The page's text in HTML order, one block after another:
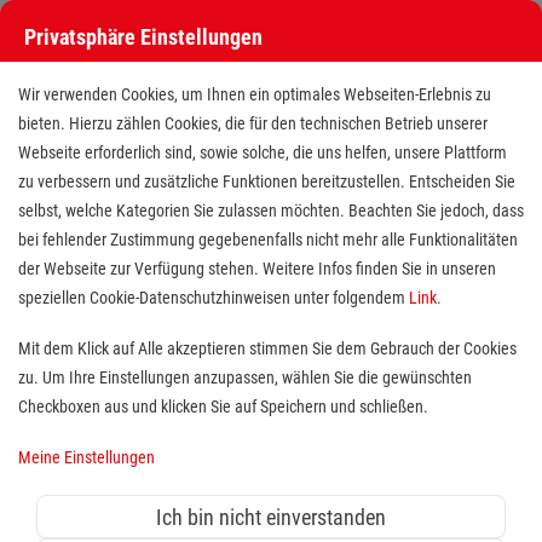
Stellenangebote bei den Maltesern
Stellenangebote bei den Maltesern
Finde deutschlandweit offene Stellen bei einem der größten
Arbeitgeber im Gesundheits- und Sozialwesen in Vollzeit,
Teilzeit, als Minijob, Trainee oder FSJ!
Suche
Jobs suchen
Privatsphäre Einstellungen
Wir verwenden Cookies, um Ihnen ein optimales Webseiten-Erlebnis zu
bieten. Hierzu zählen Cookies, die für den technischen Betrieb unserer
Webseite erforderlich sind, sowie solche, die uns helfen, unsere Plattform
zu verbessern und zusätzliche Funktionen bereitzustellen. Entscheiden Sie
selbst, welche Kategorien Sie zulassen möchten. Beachten Sie jedoch, dass
bei fehlender Zustimmung gegebenenfalls nicht mehr alle Funktionalitäten
der Webseite zur Verfügung stehen. Weitere Infos finden Sie in unseren
speziellen Cookie-Datenschutzhinweisen unter folgendem Link.
Mit dem Klick auf Alle akzeptieren stimmen Sie dem Gebrauch der Cookies
zu. Um Ihre Einstellungen anzupassen, wählen Sie die gewünschten
Checkboxen aus und klicken Sie auf Speichern und schließen.
Meine Einstellungen
Ich bin nicht einverstanden